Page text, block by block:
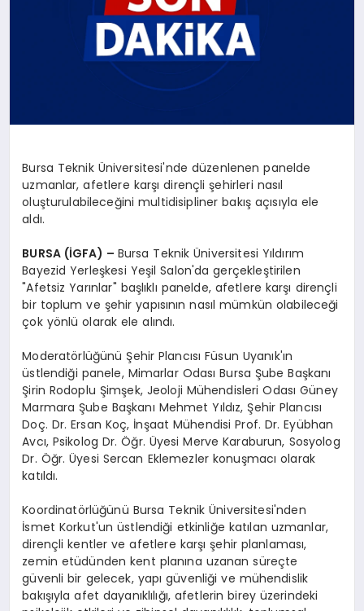
Bursa Teknik Üniversitesi'nde düzenlenen panelde
uzmanlar, afetlere karşı dirençli şehirleri nasıl
oluşturulabileceğini multidisipliner bakış açısıyla ele
aldı.
BURSA (İGFA) – Bursa Teknik Üniversitesi Yıldırım
Bayezid Yerleşkesi Yeşil Salon'da gerçekleştirilen
"Afetsiz Yarınlar" başlıklı panelde, afetlere karşı dirençli
bir toplum ve şehir yapısının nasıl mümkün olabileceği
çok yönlü olarak ele alındı.
Moderatörlüğünü Şehir Plancısı Füsun Uyanık'ın
üstlendiği panele, Mimarlar Odası Bursa Şube Başkanı
Şirin Rodoplu Şimşek, Jeoloji Mühendisleri Odası Güney
Marmara Şube Başkanı Mehmet Yıldız, Şehir Plancısı
Doç. Dr. Ersan Koç, İnşaat Mühendisi Prof. Dr. Eyübhan
Avcı, Psikolog Dr. Öğr. Üyesi Merve Karaburun, Sosyolog
Dr. Öğr. Üyesi Sercan Eklemezler konuşmacı olarak
katıldı.
Koordinatörlüğünü Bursa Teknik Üniversitesi'nden
İsmet Korkut'un üstlendiği etkinliğe katılan uzmanlar,
dirençli kentler ve afetlere karşı şehir planlaması,
zemin etüdünden kent planına uzanan süreçte
güvenli bir gelecek, yapı güvenliği ve mühendislik
bakışıyla afet dayanıklılığı, afetlerin birey üzerindeki